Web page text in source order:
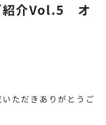
紹介Vol.5 オ
ただきありがとうご